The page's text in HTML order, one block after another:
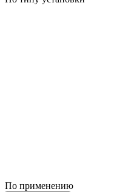
По применению